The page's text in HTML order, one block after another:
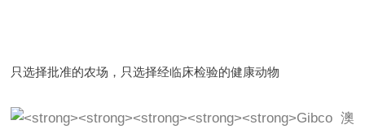
只选择批准的农场，只选择经临床检验的健康动物